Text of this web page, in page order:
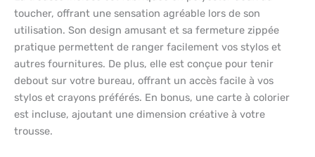
toucher, offrant une sensation agréable lors de son
utilisation. Son design amusant et sa fermeture zippée
pratique permettent de ranger facilement vos stylos et
autres fournitures. De plus, elle est conçue pour tenir
debout sur votre bureau, offrant un accès facile à vos
stylos et crayons préférés. En bonus, une carte à colorier
est incluse, ajoutant une dimension créative à votre
trousse.